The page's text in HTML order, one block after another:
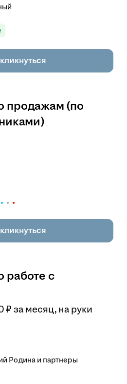
продажам (по
работе с
₽ за месяц, на руки
Родина и партнеры